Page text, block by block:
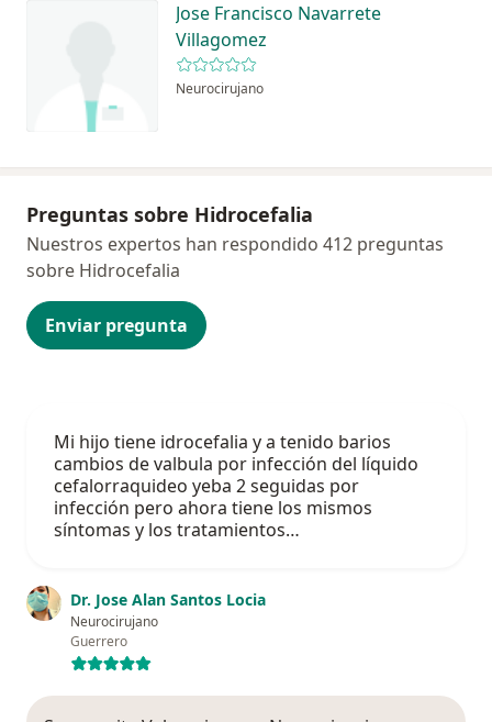
Jose Francisco Navarrete
Villagomez
Neurocirujano
Preguntas sobre Hidrocefalia
Enviar pregunta
Nuestros expertos han respondido 412 preguntas
sobre Hidrocefalia
Mi hijo tiene idrocefalia y a tenido barios
cambios de valbula por infección del líquido
cefalorraquideo yeba 2 seguidas por
infección pero ahora tiene los mismos
síntomas y los tratamientos…
Dr. Jose Alan Santos Locia
Neurocirujano
Guerrero